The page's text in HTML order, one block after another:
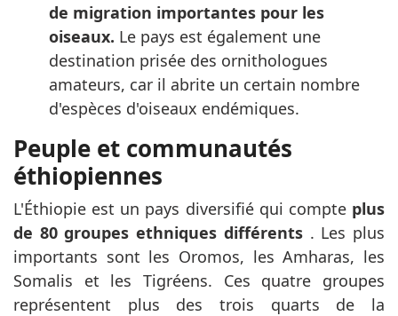
de migration importantes pour les
oiseaux. Le pays est également une
destination prisée des ornithologues
amateurs, car il abrite un certain nombre
d'espèces d'oiseaux endémiques.
Peuple et communautés
éthiopiennes
L'Éthiopie est un pays diversifié qui compte plus
de 80 groupes ethniques différents. Les plus
importants sont les Oromos, les Amharas, les
Somalis et les Tigréens. Ces quatre groupes
représentent plus des trois quarts de la